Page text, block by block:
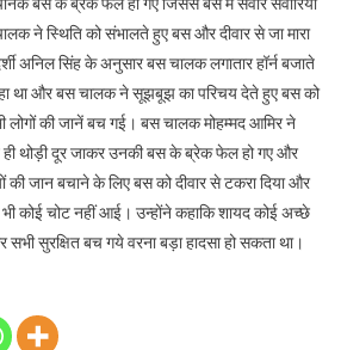
बस के ब्रेक फेल हो गए जिससे बस में सवार सवारियों
ने स्थिति को संभालते हुए बस और दीवार से जा मारा
अनिल सिंह के अनुसार बस चालक लगातार हॉर्न बजाते
था और बस चालक ने सूझबूझ का परिचय देते हुए बस को
लोगों की जानें बच गई। बस चालक मोहम्मद आमिर ने
थोड़ी दूर जाकर उनकी बस के ब्रेक फेल हो गए और
की जान बचाने के लिए बस को दीवार से टकरा दिया और
भी कोई चोट नहीं आई। उन्होंने कहाकि शायद कोई अच्छे
सभी सुरक्षित बच गये वरना बड़ा हादसा हो सकता था।